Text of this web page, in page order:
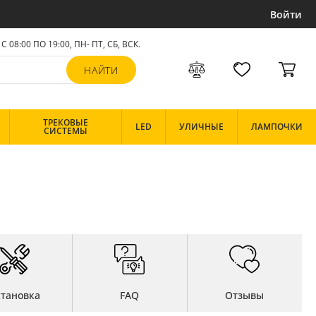
Войти
С 08:00 ПО 19:00, ПН- ПТ, СБ, ВСК.
ТРЕКОВЫЕ
СИСТЕМЫ LED УЛИЧНЫЕ ЛАМПОЧКИ
FAQ Отзывы